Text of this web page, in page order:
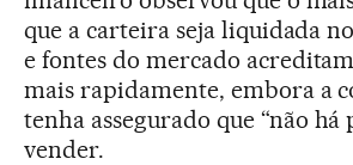
que a carteira seja liquidada
e fontes do mercado
mais rapidamente, embora a
tenha assegurado que “não há
vender.